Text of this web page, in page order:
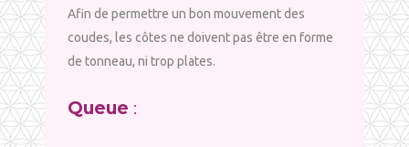
Afin de permettre un bon mouvement des
coudes, les côtes ne doivent pas être en forme
de tonneau, ni trop plates.
Queue :